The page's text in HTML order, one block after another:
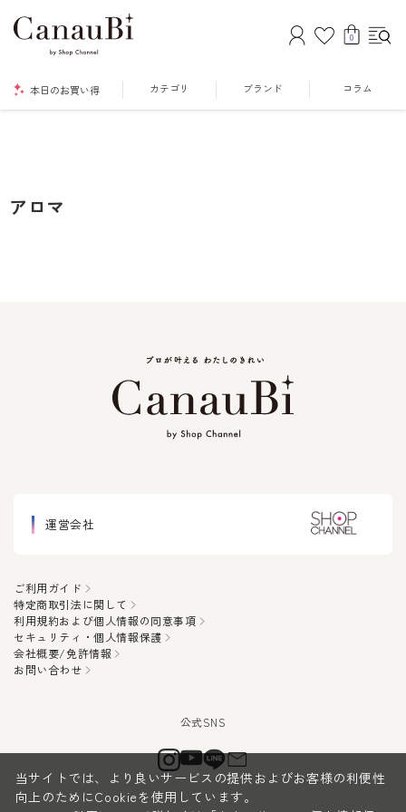
0
本日のお買い得 カテゴリ ブランド コラム
アロマ
運営会社
ご利用ガイド
特定商取引法に関して
利用規約および個人情報の同意事項
セキュリティ・個人情報保護
会社概要/免許情報
お問い合わせ
当サイトでは、より良いサービスの提供およびお客様の利便性
向上のためにCookieを使用しています。